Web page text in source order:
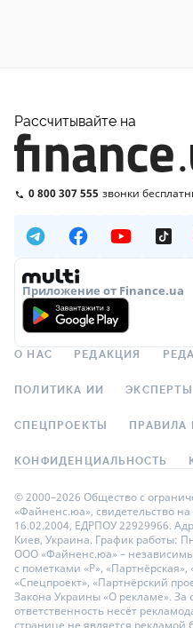
Рассчитывайте на
0 800 307 555 звонки
Приложение от Finance.ua
О НАС РЕДАКЦИЯ
ПОЛИТИКА ИИ ЭКСПЕРТЫ
СПЕЦПРОЕКТЫ ПРАВИЛА
КОНФИДЕНЦИАЛЬНОСТЬ
© 2000–2026 Общество с
«Файненс.юа», свидетельство
16.02.2004, ЕДРПОУ 22929966.
Киев, Украина. График работы:
ООО «Файненс.юа» –
с пометками «Р»,
«Спецпроект», «Партнёрский
Закона Украины «О рекламе».
ответственность несёт
странице не является рекламой